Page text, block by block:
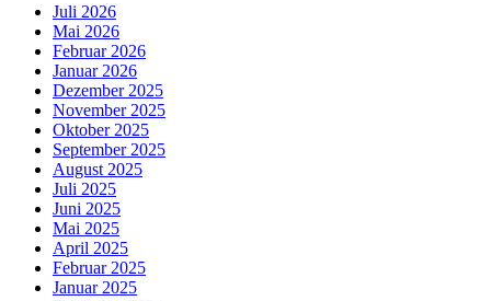
Juli 2026
Mai 2026
Februar 2026
Januar 2026
Dezember 2025
November 2025
Oktober 2025
September 2025
August 2025
Juli 2025
Juni 2025
Mai 2025
April 2025
Februar 2025
Januar 2025